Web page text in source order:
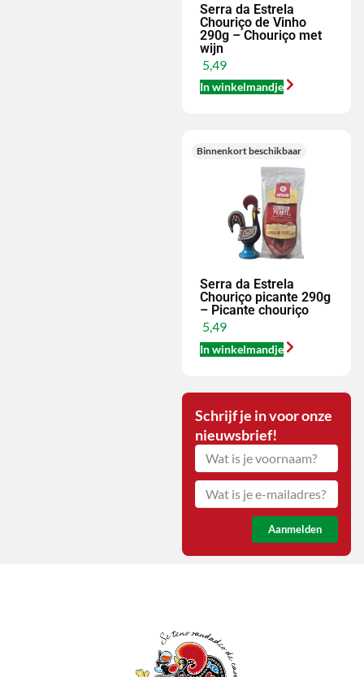
Serra da Estrela
Chouriço de Vinho
290g – Chouriço met
wijn
5,49
In winkelmandje
Binnenkort beschikbaar
Serra da Estrela
Chouriço picante 290g
– Picante chouriço
5,49
In winkelmandje
Schrijf je in voor onze
nieuwsbrief!
Aanmelden